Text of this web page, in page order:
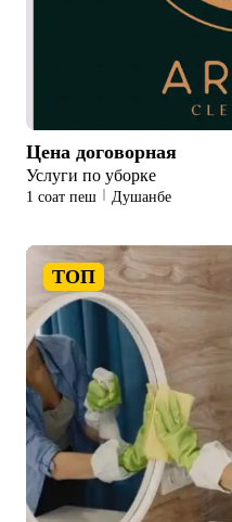
Цена договорная
Услуги по уборке
1 соат пеш Душанбе
ТОП